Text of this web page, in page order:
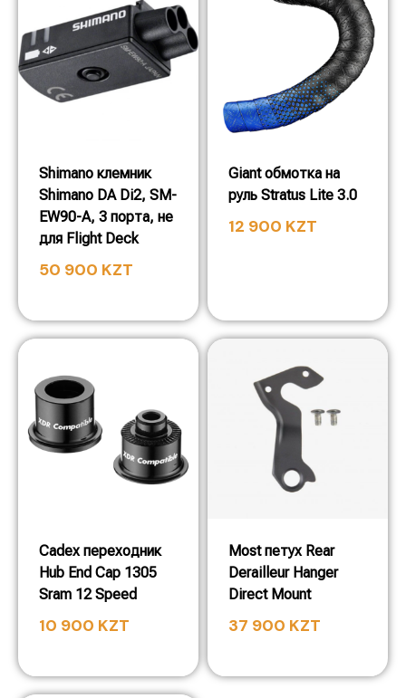
Shimano клемник
Shimano DA Di2, SM-
EW90-A, 3 порта, не
для Flight Deck
50 900 KZT
Giant обмотка на
руль Stratus Lite 3.0
12 900 KZT
Cadex переходник
Hub End Cap 1305
Sram 12 Speed
10 900 KZT
Most петух Rear
Derailleur Hanger
Direct Mount
37 900 KZT